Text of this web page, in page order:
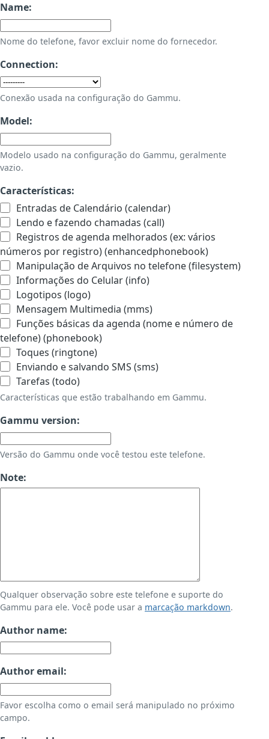
Name:
Nome do telefone, favor excluir nome do fornecedor.
Connection:
Conexão usada na configuração do Gammu.
Model:
Modelo usado na configuração do Gammu, geralmente
vazio.
Características:
Entradas de Calendário (calendar)
Lendo e fazendo chamadas (call)
Registros de agenda melhorados (ex: vários
números por registro) (enhancedphonebook)
Manipulação de Arquivos no telefone (filesystem)
Informações do Celular (info)
Logotipos (logo)
Mensagem Multimedia (mms)
Funções básicas da agenda (nome e número de
telefone) (phonebook)
Toques (ringtone)
Enviando e salvando SMS (sms)
Tarefas (todo)
Características que estão trabalhando em Gammu.
Gammu version:
Versão do Gammu onde você testou este telefone.
Note:
Qualquer observação sobre este telefone e suporte do
Gammu para ele. Você pode usar a marcação markdown.
Author name:
Author email:
Favor escolha como o email será manipulado no próximo
campo.